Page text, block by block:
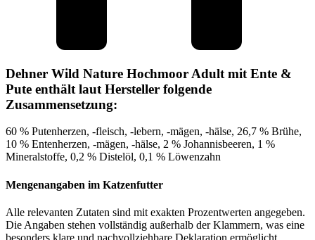
Dehner Wild Nature Hochmoor Adult mit Ente &
Pute enthält laut Hersteller folgende
Zusammensetzung:
60 % Putenherzen, -fleisch, -lebern, -mägen, -hälse, 26,7 % Brühe,
10 % Entenherzen, -mägen, -hälse, 2 % Johannisbeeren, 1 %
Mineralstoffe, 0,2 % Distelöl, 0,1 % Löwenzahn
Mengenangaben im Katzenfutter
Alle relevanten Zutaten sind mit exakten Prozentwerten angegeben.
Die Angaben stehen vollständig außerhalb der Klammern, was eine
besonders klare und nachvollziehbare Deklaration ermöglicht.